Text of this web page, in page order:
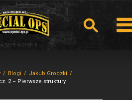
Blogi
Jakub Grodzki
2 – Pierwsze struktury.